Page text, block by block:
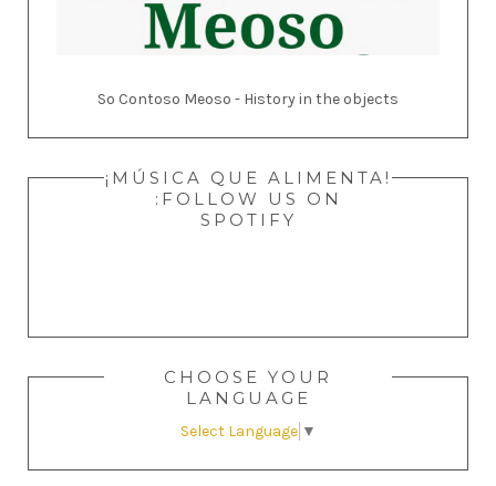
So Contoso Meoso - History in the objects
¡MÚSICA QUE ALIMENTA!
:FOLLOW US ON
SPOTIFY
CHOOSE YOUR
LANGUAGE
Select Language ▼